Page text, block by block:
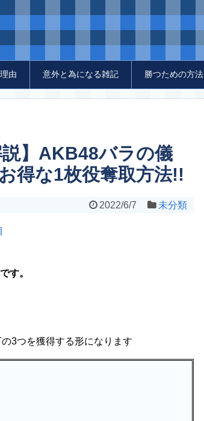
由 意外と為になる雑記 勝つための方法
】AKB48バラの儀
得な1枚役奪取方法!!
2022/6/7 未分類
す。
3つを獲得する形になります